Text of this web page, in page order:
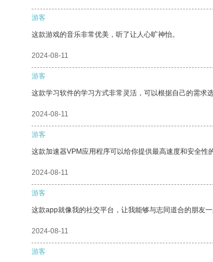
游客
这款游戏的音乐非常优美，听了让人心旷神怡。
2024-08-11
游客
这款学习软件的学习方式非常灵活，可以根据自己的需求
2024-08-11
游客
这款加速器VPM应用程序可以给你提供最高速度和安全性
2024-08-11
游客
这款app就像我的社交平台，让我能够与志同道合的朋友一
2024-08-11
游客